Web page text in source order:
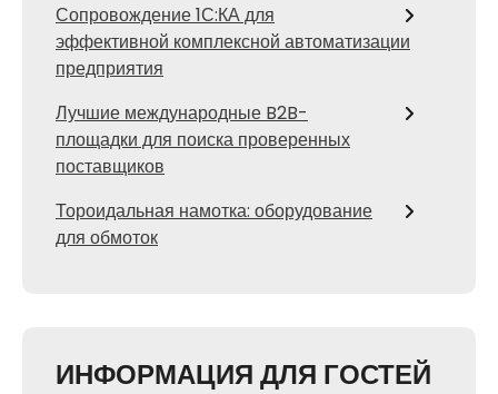
Сопровождение 1С:КА для
эффективной комплексной автоматизации
предприятия
Лучшие международные B2B-
площадки для поиска проверенных
поставщиков
Тороидальная намотка: оборудование
для обмоток
ИНФОРМАЦИЯ ДЛЯ ГОСТЕЙ